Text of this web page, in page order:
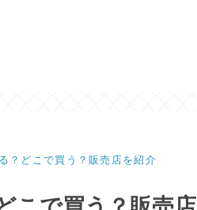
？どこで買う？販売店を紹介